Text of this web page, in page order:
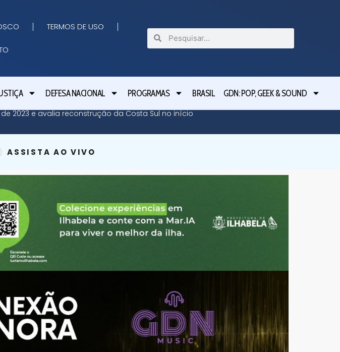
TERMOS DE USO
DEFESA NACIONAL PROGRAMAS BRASIL GDN: POP, GEEK & SOUND
2023 e avalia reconstrução da Costa Sul no início
ASSISTA AO VIVO